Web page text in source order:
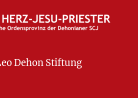
Dehon Stiftung